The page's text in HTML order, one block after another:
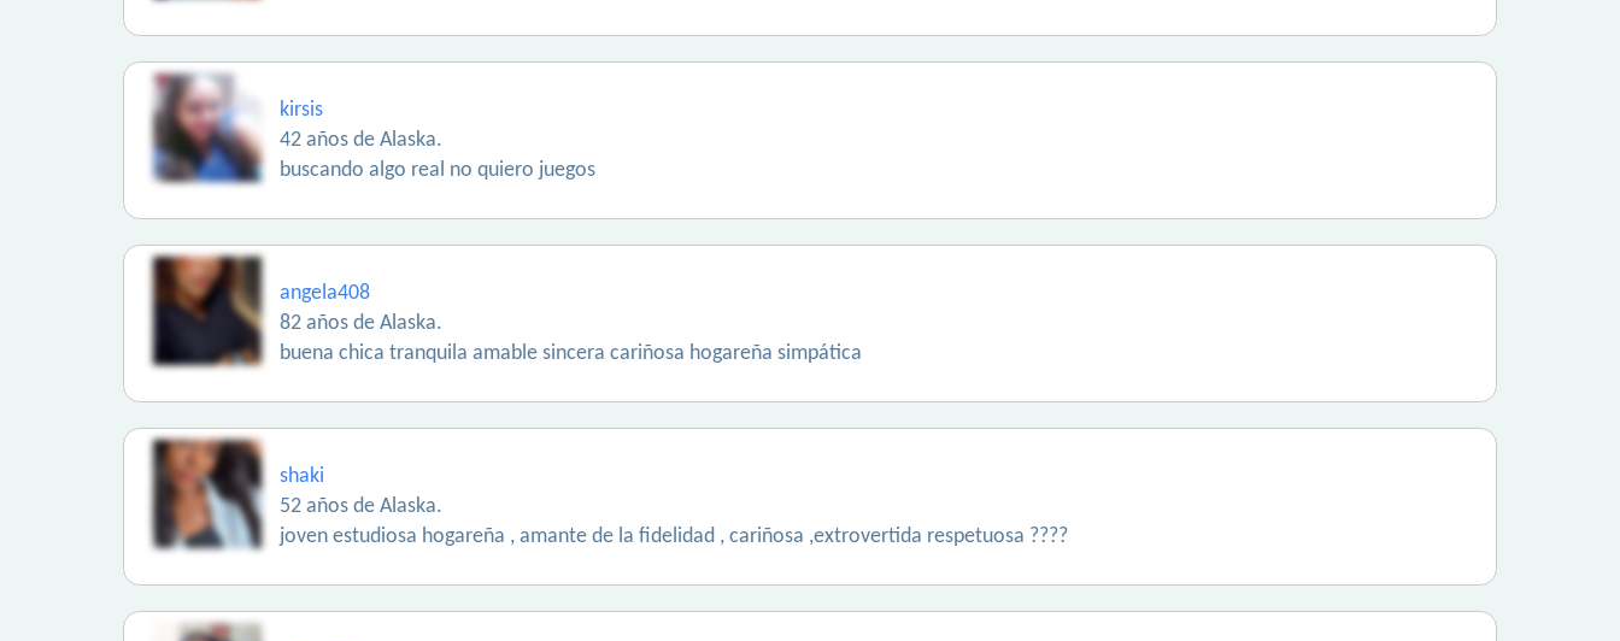
kirsis
42 años de Alaska.
buscando algo real no quiero juegos
angela408
82 años de Alaska.
buena chica tranquila amable sincera cariñosa hogareña simpática
shaki
52 años de Alaska.
joven estudiosa hogareña , amante de la fidelidad , cariñosa ,extrovertida respetuosa ????